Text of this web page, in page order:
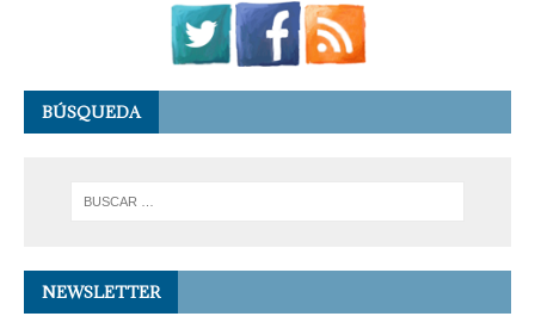
BÚSQUEDA
NEWSLETTER